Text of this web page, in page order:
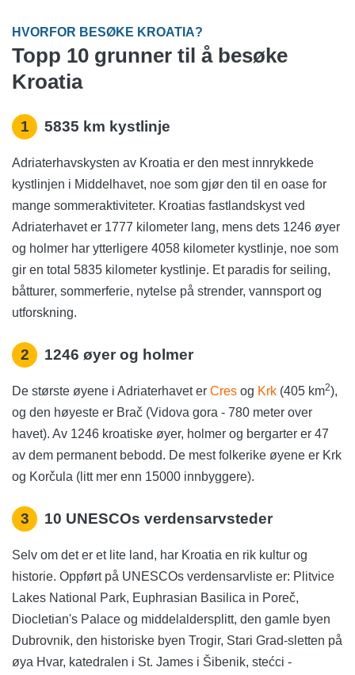
HVORFOR BESØKE KROATIA?
Topp 10 grunner til å besøke
Kroatia
1 5835 km kystlinje
Adriaterhavskysten av Kroatia er den mest innrykkede
kystlinjen i Middelhavet, noe som gjør den til en oase for
mange sommeraktiviteter. Kroatias fastlandskyst ved
Adriaterhavet er 1777 kilometer lang, mens dets 1246 øyer
og holmer har ytterligere 4058 kilometer kystlinje, noe som
gir en total 5835 kilometer kystlinje. Et paradis for seiling,
båtturer, sommerferie, nytelse på strender, vannsport og
utforskning.
2 1246 øyer og holmer
De største øyene i Adriaterhavet er Cres og Krk (405 km2),
og den høyeste er Brač (Vidova gora - 780 meter over
havet). Av 1246 kroatiske øyer, holmer og bergarter er 47
av dem permanent bebodd. De mest folkerike øyene er Krk
og Korčula (litt mer enn 15000 innbyggere).
3 10 UNESCOs verdensarvsteder
Selv om det er et lite land, har Kroatia en rik kultur og
historie. Oppført på UNESCOs verdensarvliste er: Plitvice
Lakes National Park, Euphrasian Basilica in Poreč,
Diocletian's Palace og middelaldersplitt, den gamle byen
Dubrovnik, den historiske byen Trogir, Stari Grad-sletten på
øya Hvar, katedralen i St. James i Šibenik, stećci -